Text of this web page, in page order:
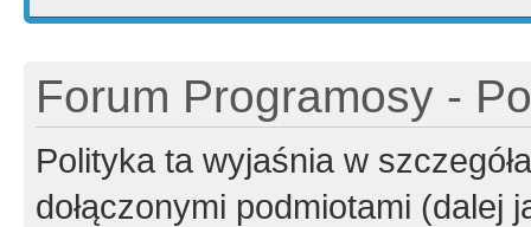
Forum Programosy -
Polityka ta wyjaśnia w
dołączonymi podmiotami (dalej